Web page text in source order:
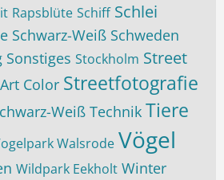
Rapsblüte Schiff Schlei
Schwarz-Weiß Schweden
Sonstiges Stockholm Street
Color Streetfotografie
Weiß Technik Tiere
Walsrode Vögel
Wildpark Eekholt Winter